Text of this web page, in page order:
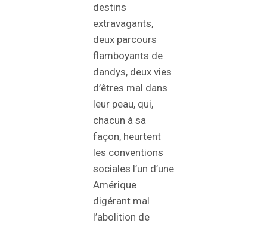
destins
extravagants,
deux parcours
flamboyants de
dandys, deux vies
d’êtres mal dans
leur peau, qui,
chacun à sa
façon, heurtent
les conventions
sociales l’un d’une
Amérique
digérant mal
l’abolition de